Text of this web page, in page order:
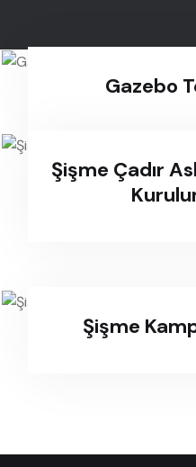
Gazebo
Şişme Çadır
Şişme